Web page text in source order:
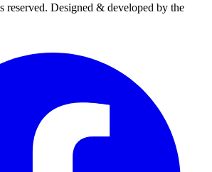
Designed & developed by the